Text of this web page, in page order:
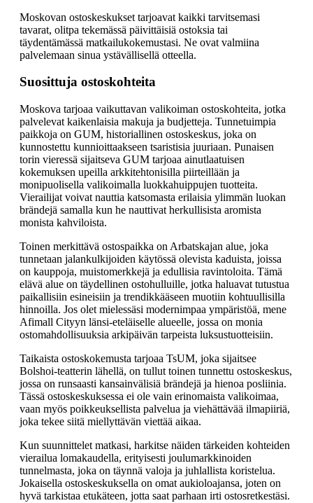
Moskovan ostoskeskukset tarjoavat kaikki tarvitsemasi
tavarat, olitpa tekemässä päivittäisiä ostoksia tai
täydentämässä matkailukokemustasi. Ne ovat valmiina
palvelemaan sinua ystävällisellä otteella.
Suosittuja ostoskohteita
Moskova tarjoaa vaikuttavan valikoiman ostoskohteita, jotka
palvelevat kaikenlaisia makuja ja budjetteja. Tunnetuimpia
paikkoja on GUM, historiallinen ostoskeskus, joka on
kunnostettu kunnioittaakseen tsaristisia juuriaan. Punaisen
torin vieressä sijaitseva GUM tarjoaa ainutlaatuisen
kokemuksen upeilla arkkitehtonisilla piirteillään ja
monipuolisella valikoimalla luokkahuippujen tuotteita.
Vierailijat voivat nauttia katsomasta erilaisia ylimmän luokan
brändejä samalla kun he nauttivat herkullisista aromista
monista kahviloista.
Toinen merkittävä ostospaikka on Arbatskajan alue, joka
tunnetaan jalankulkijoiden käytössä olevista kaduista, joissa
on kauppoja, muistomerkkejä ja edullisia ravintoloita. Tämä
elävä alue on täydellinen ostohulluille, jotka haluavat tutustua
paikallisiin esineisiin ja trendikkääseen muotiin kohtuullisilla
hinnoilla. Jos olet mielessäsi modernimpaa ympäristöä, mene
Afimall Cityyn länsi-eteläiselle alueelle, jossa on monia
ostomahdollisuuksia arkipäivän tarpeista luksustuotteisiin.
Taikaista ostoskokemusta tarjoaa TsUM, joka sijaitsee
Bolshoi-teatterin lähellä, on tullut toinen tunnettu ostoskeskus,
jossa on runsaasti kansainvälisiä brändejä ja hienoa posliinia.
Tässä ostoskeskuksessa ei ole vain erinomaista valikoimaa,
vaan myös poikkeuksellista palvelua ja viehättävää ilmapiiriä,
joka tekee siitä miellyttävän viettää aikaa.
Kun suunnittelet matkasi, harkitse näiden tärkeiden kohteiden
vierailua lomakaudella, erityisesti joulumarkkinoiden
tunnelmasta, joka on täynnä valoja ja juhlallista koristelua.
Jokaisella ostoskeskuksella on omat aukioloajansa, joten on
hyvä tarkistaa etukäteen, jotta saat parhaan irti ostosretkestäsi.